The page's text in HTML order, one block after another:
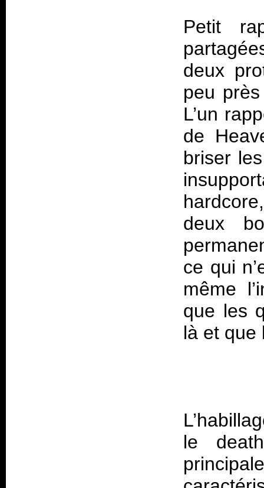
Petit
deux
peu
L’un
de
briser
deux
ce qui
même
que les
le